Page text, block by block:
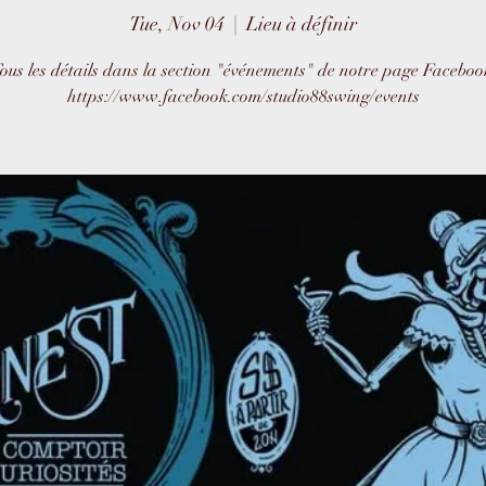
Tue, Nov 04
  |
Lieu à définir
les détails dans la section "événements" de notre page
https://www.facebook.com/studio88swing/events